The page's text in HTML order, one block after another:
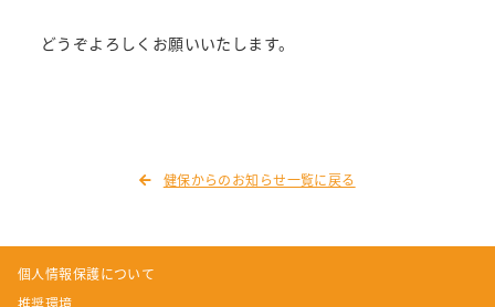
どうぞよろしくお願いいたします。
健保からのお知らせ一覧に戻る
個人情報保護について